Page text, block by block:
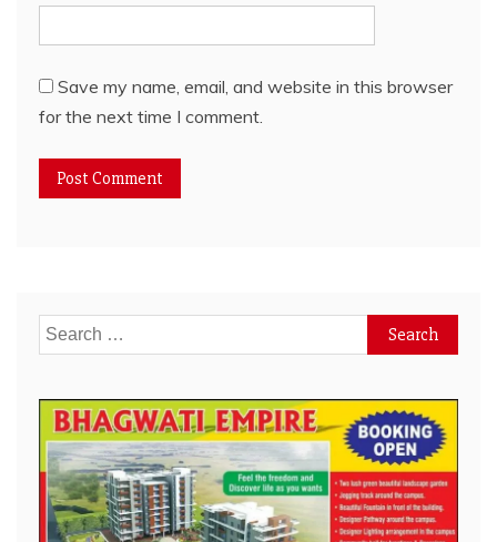
Save my name, email, and website in this browser
for the next time I comment.
Search
for: